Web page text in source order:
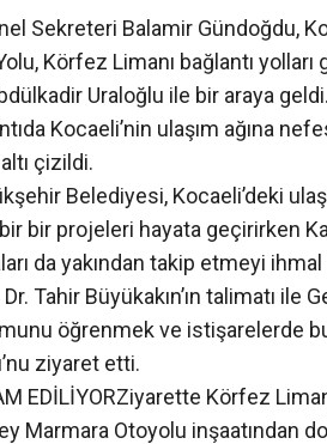
Sekreteri Balamir Gündoğdu,
Körfez Limanı bağlantı
Uraloğlu ile bir araya
Kocaeli’nin ulaşım ağına
çizildi.
Belediyesi, Kocaeli’deki
bir projeleri hayata geçirirken
da yakından takip etmeyi
Tahir Büyükakın’ın talimatı ile
öğrenmek ve istişarelerde
ziyaret etti.
EDİLİYORZiyarette Körfez
Marmara Otoyolu inşaatından